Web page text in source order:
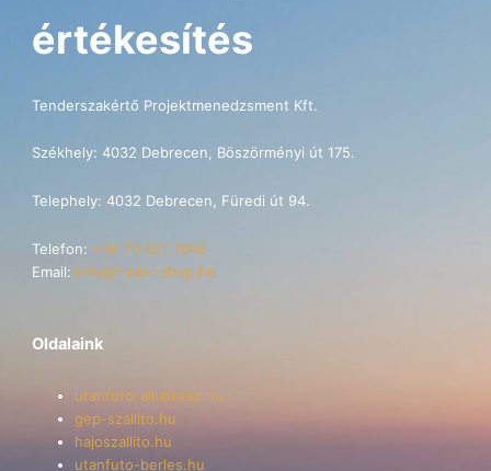
értékesítés
Tenderszakértő Projektmenedzsment Kft.
Székhely: 4032 Debrecen, Böszörményi út 175.
Telephely: 4032 Debrecen, Füredi út 94.
Telefon: +36 70 621 7696
Email: info@trailer-shop.hu
Oldalaink
utanfuto-alkatresz.hu
gep-szallito.hu
hajoszallito.hu
utanfuto-berles.hu